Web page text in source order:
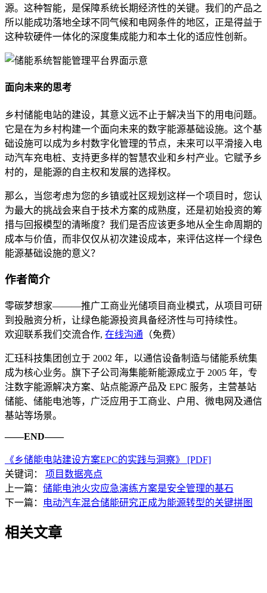
源。这种智能，是保障系统长期经济性的关键。我们的产品之
所以能成功落地全球不同气候和电网条件的地区，正是得益于
这种软硬件一体化的深度集成能力和本土化的适应性创新。
面向未来的思考
乡村储能电站的建设，其意义远不止于解决当下的用电问题。
它是在为乡村构建一个面向未来的数字能源基础设施。这个基
础设施可以成为乡村数字化管理的节点，未来可以平滑接入电
动汽车充电桩、支持更多样的智慧农业和乡村产业。它赋予乡
村的，是能源的自主权和发展的选择权。
那么，当您考虑为您的乡镇或社区规划这样一个项目时，您认
为最大的挑战会来自于技术方案的成熟度，还是初始投资的筹
措与回报模型的清晰度？我们是否应该更多地从全生命周期的
成本与价值，而非仅仅从初次建设成本，来评估这样一个绿色
能源基础设施的意义？
作者简介
零碳梦想家———推广工商业光储项目商业模式，从项目可研
到投融资分析，让绿色能源投资具备经济性与可持续性。
欢迎联系我们交流合作, 在线沟通 （免费）
汇珏科技集团创立于 2002 年，以通信设备制造与储能系统集
成为核心业务。旗下子公司海集能新能源成立于 2005 年，专
注数字能源解决方案、站点能源产品及 EPC 服务，主营基站
储能、储能电池等，广泛应用于工商业、户用、微电网及通信
基站等场景。
——END——
《乡储能电站建设方案EPC的实践与洞察》 [PDF]
关键词： 项目数据亮点
上一篇： 储能电池火灾应急演练方案是安全管理的基石
下一篇：
电动汽车混合储能研究正成为能源转型的关键拼图
相关文章